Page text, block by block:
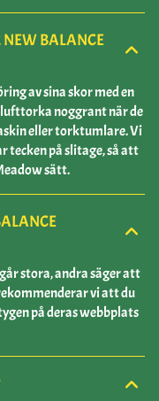
NEW BALANCE
av sina skor med en
noggrant när de
eller torktumlare. Vi
tecken på slitage, så att
sätt.
stora, andra säger att
vi att du
på deras webbplats